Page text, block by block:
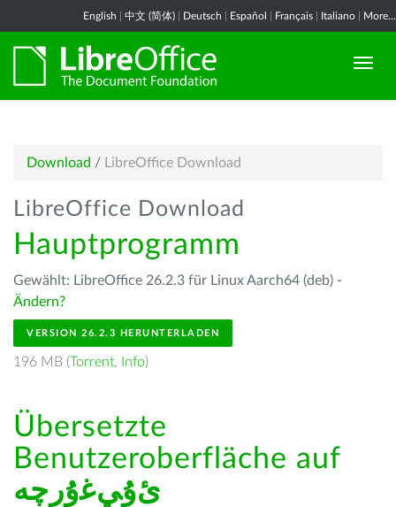
English 中文 (简体) Deutsch Español Français Italiano More...
Download / LibreOffice Download
LibreOffice Download
Hauptprogramm
Gewählt: LibreOffice 26.2.3 für Linux Aarch64 (deb) -
Ändern?
VERSION 26.2.3 HERUNTERLADEN
196 MB (Torrent, Info)
Übersetzte
Benutzeroberfläche auf
ﺉۇﻲﻏۇﺭچە